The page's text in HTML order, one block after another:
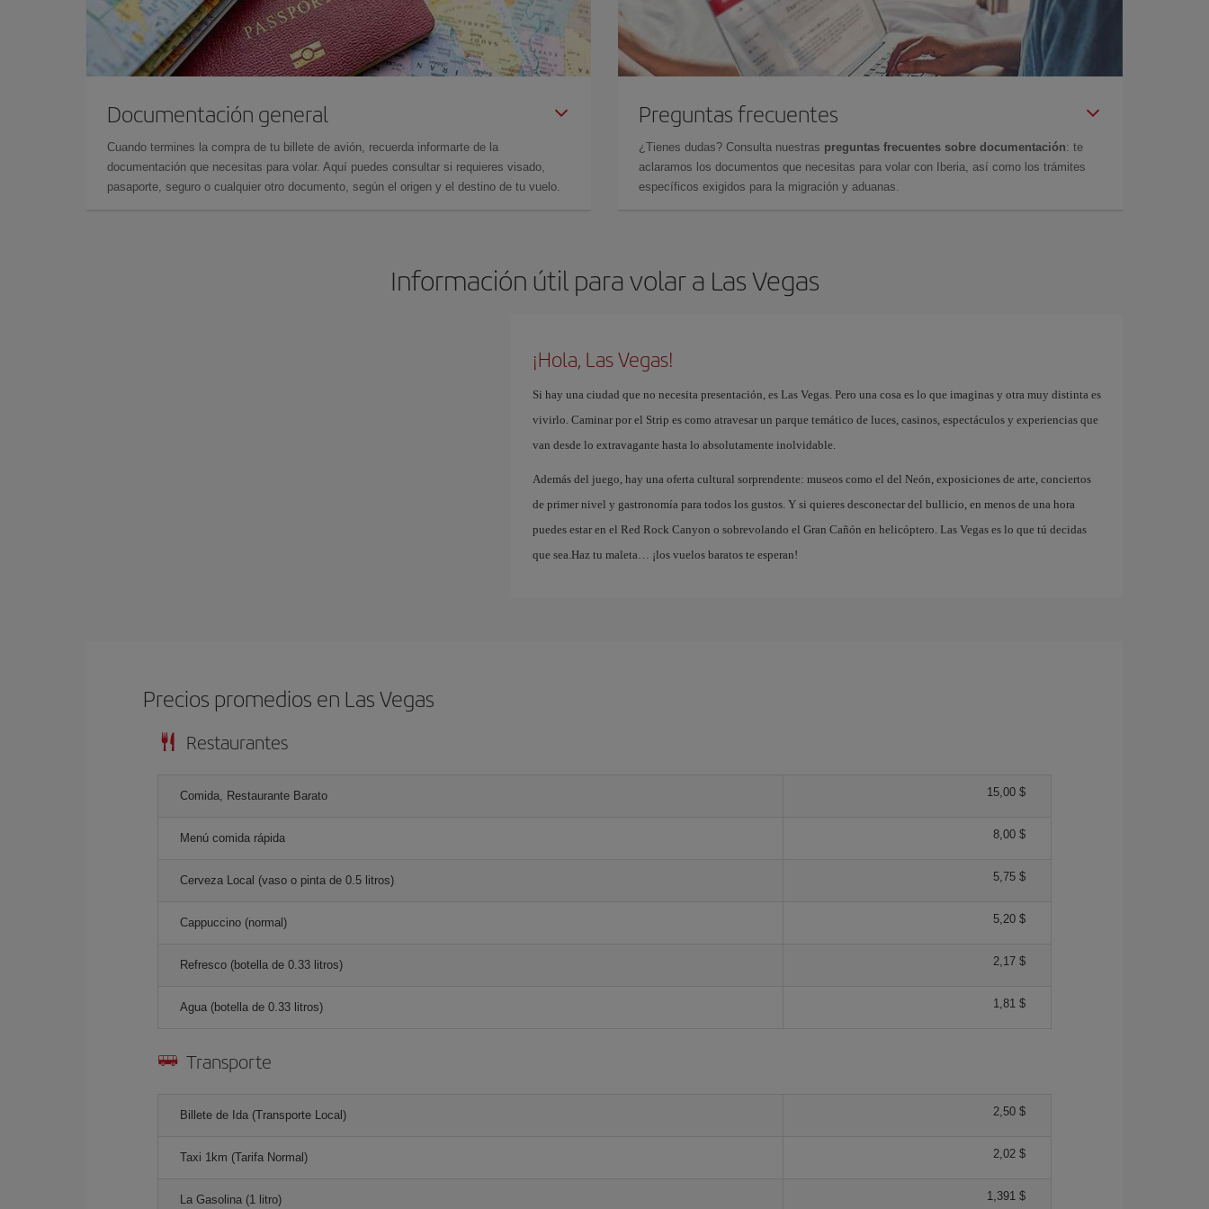
Documentación general
Cuando termines la compra de tu billete de avión, recuerda informarte de la
documentación que necesitas para volar. Aquí puedes consultar si requieres visado,
pasaporte, seguro o cualquier otro documento, según el origen y el destino de tu vuelo.
Preguntas frecuentes
¿Tienes dudas? Consulta nuestras preguntas frecuentes sobre documentación: te
aclaramos los documentos que necesitas para volar con Iberia, así como los trámites
específicos exigidos para la migración y aduanas.
Información útil para volar a Las Vegas
¡Hola, Las Vegas!
Si hay una ciudad que no necesita presentación, es Las Vegas. Pero una cosa es lo que imaginas y otra muy distinta es
vivirlo. Caminar por el Strip es como atravesar un parque temático de luces, casinos, espectáculos y experiencias que
van desde lo extravagante hasta lo absolutamente inolvidable.
Además del juego, hay una oferta cultural sorprendente: museos como el del Neón, exposiciones de arte, conciertos
de primer nivel y gastronomía para todos los gustos. Y si quieres desconectar del bullicio, en menos de una hora
puedes estar en el Red Rock Canyon o sobrevolando el Gran Cañón en helicóptero. Las Vegas es lo que tú decidas
que sea.Haz tu maleta… ¡los vuelos baratos te esperan!
Precios promedios en Las Vegas
Restaurantes
Comida, Restaurante Barato 15,00 $
Menú comida rápida 8,00 $
Cerveza Local (vaso o pinta de 0.5 litros) 5,75 $
Cappuccino (normal) 5,20 $
Refresco (botella de 0.33 litros) 2,17 $
Agua (botella de 0.33 litros) 1,81 $
Transporte
Billete de Ida (Transporte Local) 2,50 $
Taxi 1km (Tarifa Normal) 2,02 $
La Gasolina (1 litro) 1,391 $